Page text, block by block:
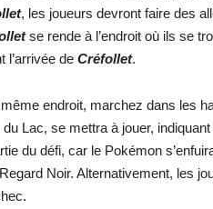
, les joueurs devront faire des
se rende à l’endroit où ils se
l’arrivée de Créfollet.
endroit, marchez dans les
Lac, se mettra à jouer, indiquant
du défi, car le Pokémon
Noir. Alternativement, les